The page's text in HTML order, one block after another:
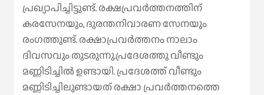
പ്രഖ്യാപിച്ചിട്ടുണ്ട്. രക്ഷപ്രവർത്തനത്തിന്
കരസേനയും, ദുരന്തനിവാരണ സേനയും
രംഗത്തുണ്ട്. രക്ഷാപ്രവർത്തനം നാലാം
ദിവസവും തുടരുന്നു.പ്രദേശത്തു വീണ്ടും
മണ്ണിടിച്ചിൽ ഉണ്ടായി. പ്രദേശത്ത് വീണ്ടും
മണ്ണിടിച്ചിലുണ്ടായത് രക്ഷാ പ്രവർത്തനത്തെ